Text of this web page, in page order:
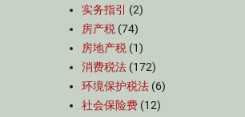
实务指引
(2)
房产税 (74)
房地产税 (1)
消费税法 (172)
环境保护税法 (6)
社会保险费 (12)